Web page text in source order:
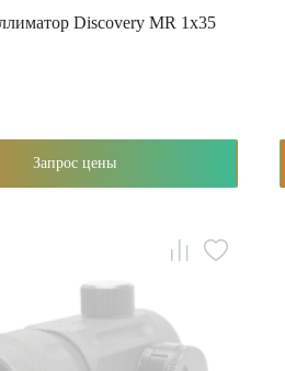
Discovery MR 1x35
Запрос цены